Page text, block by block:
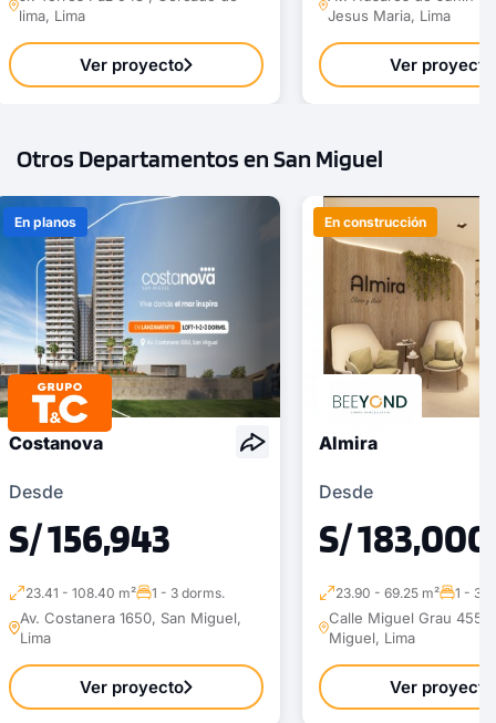
lima, Lima
Ver proyecto
Jesus Maria, Lima
Ver proyecto
Otros Departamentos en San Miguel
En planos
Costanova
Desde
S/ 156,943
23.41 - 108.40 m² 1 - 3 dorms.
Av. Costanera 1650, San Miguel,
Lima
Ver proyecto
En construcción
Almira
Desde
S/ 183,000
23.90 - 69.25 m² 1 - 3
Calle Miguel Grau 455 ,
Miguel, Lima
Ver proyecto